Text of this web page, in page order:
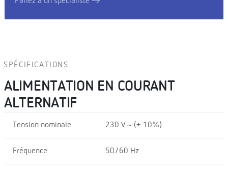
SPÉCIFICATIONS
ALIMENTATION EN COURANT
ALTERNATIF
Tension nominale 230 V ~ (± 10%)
Fréquence 50/60 Hz